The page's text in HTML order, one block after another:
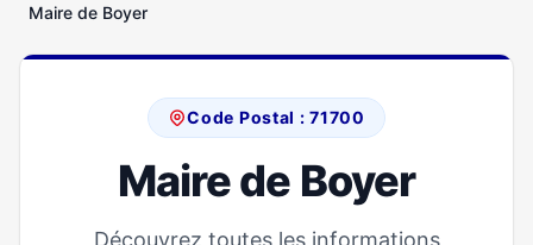
Maire de Boyer
Code Postal : 71700
Maire de Boyer
Découvrez toutes les informations